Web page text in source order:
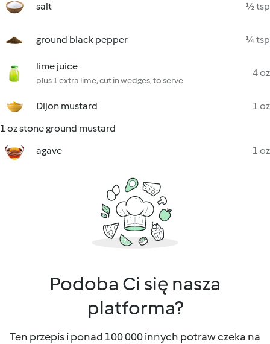
salt ½ tsp
ground black pepper ¼ tsp
lime juice
plus 1 extra lime, cut in wedges, to serve
4 oz
Dijon mustard
1 oz
1 oz stone ground mustard
agave
1 oz
Podoba Ci się nasza
platforma?
Ten przepis i ponad 100 000 innych potraw czeka na